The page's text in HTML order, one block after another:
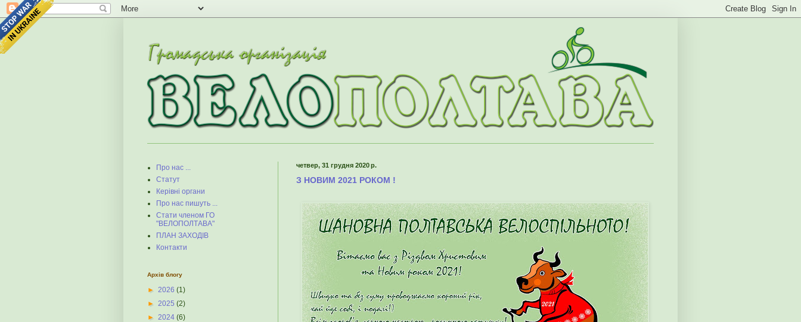
четвер, 31 грудня 2020 р.
З НОВИМ 2021 РОКОМ !
Про нас ...
Статут
Керівні органи
Про нас пишуть ...
Стати членом ГО
"ВЕЛОПОЛТАВА"
ПЛАН ЗАХОДІВ
Контакти
Архів блогу
► 2026 (1)
► 2025 (2)
► 2024 (6)